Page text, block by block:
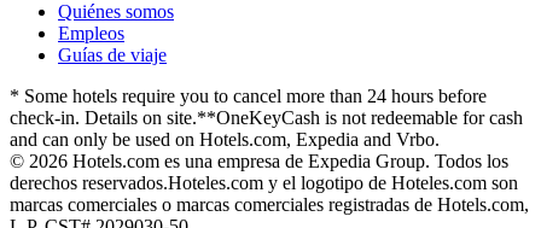
Quiénes somos
Empleos
Guías de viaje
* Some hotels require you to cancel more than 24 hours before
check-in. Details on site.**OneKeyCash is not redeemable for cash
and can only be used on Hotels.com, Expedia and Vrbo.
© 2026 Hotels.com es una empresa de Expedia Group. Todos los
derechos reservados.Hoteles.com y el logotipo de Hoteles.com son
marcas comerciales o marcas comerciales registradas de Hotels.com,